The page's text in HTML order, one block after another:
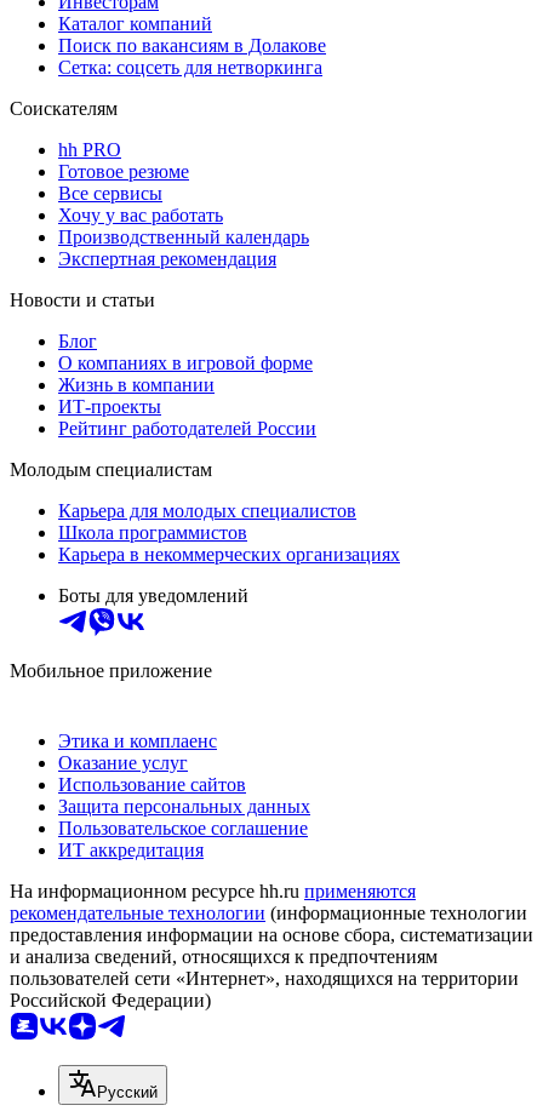
Каталог компаний
Поиск по вакансиям в Долакове
Сетка: соцсеть для нетворкинга
Соискателям
hh PRO
Готовое резюме
Все сервисы
Хочу у вас работать
Производственный календарь
Экспертная рекомендация
Новости и статьи
Блог
О компаниях в игровой форме
Жизнь в компании
ИТ-проекты
Рейтинг работодателей России
Молодым специалистам
Карьера для молодых специалистов
Школа программистов
Карьера в некоммерческих организациях
Боты для уведомлений
Мобильное приложение
Этика и комплаенс
Оказание услуг
Использование сайтов
Защита персональных данных
Пользовательское соглашение
ИТ аккредитация
На информационном ресурсе hh.ru применяются
рекомендательные технологии (информационные технологии
предоставления информации на основе сбора, систематизации
и анализа сведений, относящихся к предпочтениям
пользователей сети «Интернет», находящихся на территории
Российской Федерации)
Русский